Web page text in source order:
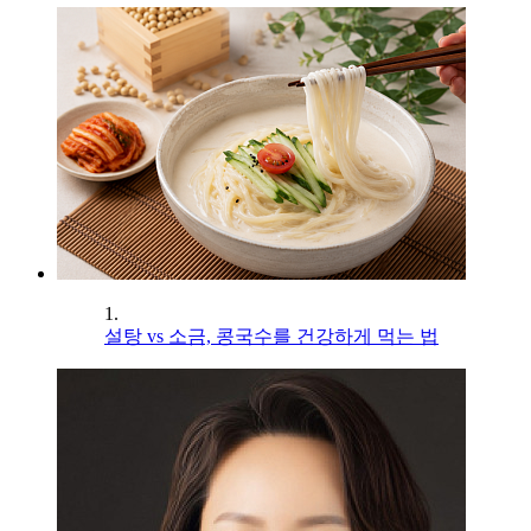
1.
설탕 vs 소금, 콩국수를 건강하게 먹는 법